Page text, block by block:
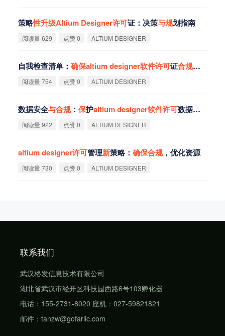
策略性升级Altium Designer许可证：决策与规划指南
阅读量 629 点赞 0 ALTIUM DESIGNER
自我检查清单： 确保altiumdesigner软件许可证合规性
阅读量 754 点赞 0 ALTIUM DESIGNER
数据安全与合规： 保护altiumdesigner软件许可数据的
阅读量 922 点赞 0 ALTIUM DESIGNER
altiumdesigner许可管理新策略： 确保合规，优化资源
阅读量 730 点赞 0 ALTIUM DESIGNER
联系我们
武汉格发信息技术有限公司
湖北省武汉市经开区科技园西路6号103孵化器
电话：155-2731-8020 座机：027-59821821
邮件：tanzw@gofarlic.com